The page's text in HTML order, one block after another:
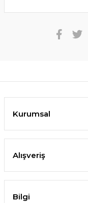
Kurumsal
Alışveriş
Bilgi